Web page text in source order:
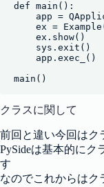
def main():
app =
ex =
    ex.show()
    sys.exit()
    app.exec_()
クラスに関して
前回と違い今回はク
PySideは基本的にク
す
なのでこれからはク